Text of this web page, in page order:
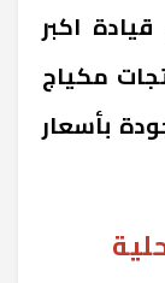
اكبر
مكياج
بأسعار